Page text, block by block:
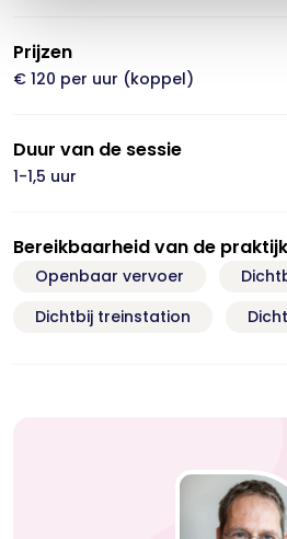
Prijzen
€ 120 per uur (koppel)
Duur van de sessie
1-1,5 uur
Bereikbaarheid van de praktijk
Openbaar vervoer
Dichtbij treinstation